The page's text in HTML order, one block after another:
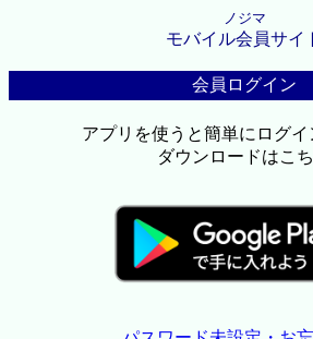
ノジマ
モバイル会員サイ
会員ログイン
アプリを使うと簡単にログ
ダウンロードはこ